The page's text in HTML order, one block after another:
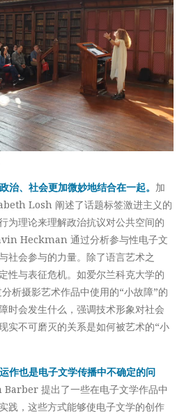
治、社会更加微妙地结合在一起。 加
Losh 阐述了话题标签激进主义的
为理论来理解政治抗议对公共空间的
Heckman 通过分析参与性电子文
社会参与的力量。除了语言艺术之
性与表征危机。如爱尔兰科克大学的
摄影艺术作品中使用的“小故障”的
时会发生什么，强调技术形象对社会
实不可磨灭的关系是如何被艺术的“小
作也是电子文学传播中不确定的问
Barber 提出了一些在电子文学作品中
践，这些方式能够使电子文学的创作